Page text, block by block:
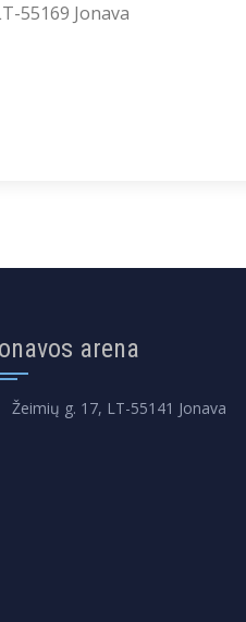
55169 Jonava
arena
Žeimių g. 17, LT-55141 Jonava